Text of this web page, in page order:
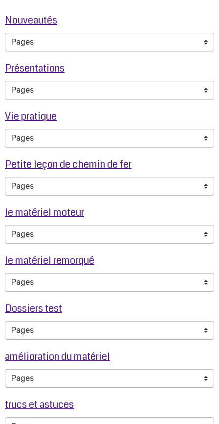
Nouveautés
Présentations
Vie pratique
Petite leçon de chemin de fer
le matériel moteur
le matériel remorqué
Dossiers test
amélioration du matériel
trucs et astuces